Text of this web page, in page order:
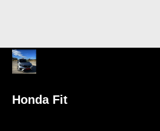
Honda Fit